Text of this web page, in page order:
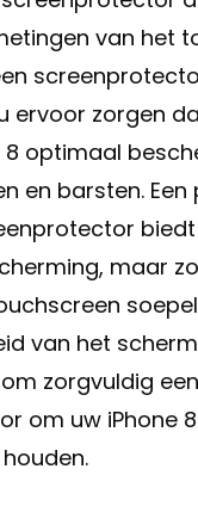
van het
ervoor zorgen
8 optimaal
en barsten.
maar
van het
zorgvuldig
om uw iPhone